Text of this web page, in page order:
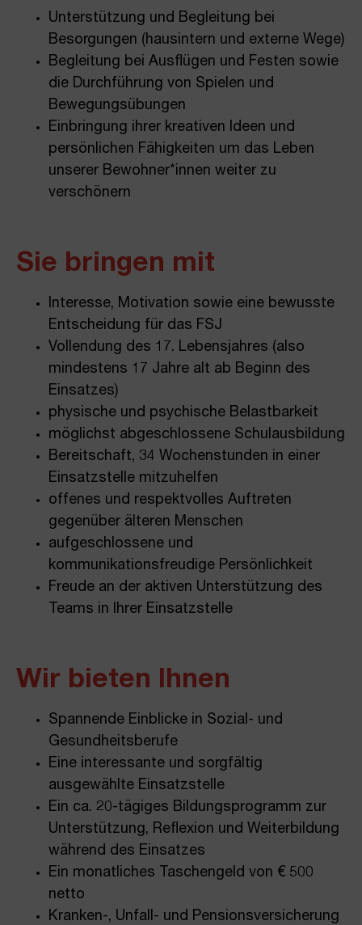
Unterstützung und Begleitung bei
Besorgungen (hausintern und externe Wege)
Begleitung bei Ausflügen und Festen sowie
die Durchführung von Spielen und
Bewegungsübungen
Einbringung ihrer kreativen Ideen und
persönlichen Fähigkeiten um das Leben
unserer Bewohner*innen weiter zu
verschönern
Sie bringen mit
Interesse, Motivation sowie eine bewusste
Entscheidung für das FSJ
Vollendung des 17. Lebensjahres (also
mindestens 17 Jahre alt ab Beginn des
Einsatzes)
physische und psychische Belastbarkeit
möglichst abgeschlossene Schulausbildung
Bereitschaft, 34 Wochenstunden in einer
Einsatzstelle mitzuhelfen
offenes und respektvolles Auftreten
gegenüber älteren Menschen
aufgeschlossene und
kommunikationsfreudige Persönlichkeit
Freude an der aktiven Unterstützung des
Teams in Ihrer Einsatzstelle
Wir bieten Ihnen
Spannende Einblicke in Sozial- und
Gesundheitsberufe
Eine interessante und sorgfältig
ausgewählte Einsatzstelle
Ein ca. 20-tägiges Bildungsprogramm zur
Unterstützung, Reflexion und Weiterbildung
während des Einsatzes
Ein monatliches Taschengeld von € 500
netto
Kranken-, Unfall- und Pensionsversicherung